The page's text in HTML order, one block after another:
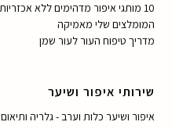
10 מותגי איפור מדהימים ללא אכזריות
המומלצים שלי מאמיקה
מדריך טיפוח העור לעור שמן
שירותי איפור ושיער
איפור ושיער כלות וערב - גלריה ותיאום